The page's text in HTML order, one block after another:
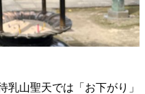
乳山聖天では「お下がり」